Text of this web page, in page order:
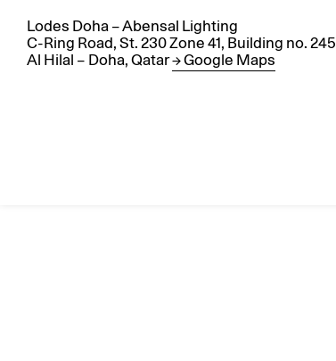
Lodes Doha – Abensal Lighting
C-Ring Road, St. 230 Zone 41, Building no. 245
Al Hilal – Doha, Qatar→ Google Maps